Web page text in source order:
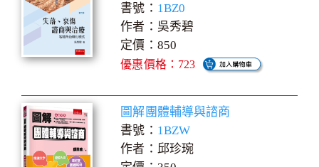
書號： 1BZ0
作者：吳秀碧
定價：850
優惠價格：723
圖解團體輔導與諮商
書號： 1BZW
作者：邱珍琬